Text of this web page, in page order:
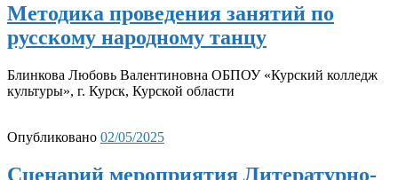
Методика проведения занятий по
русскому народному танцу
Блинкова Любовь Валентиновна ОБПОУ «Курский колледж
культуры», г. Курск, Курской области
Опубликовано 02/05/2025
Сценарий мероприятия Литературно-